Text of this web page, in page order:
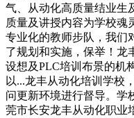
气、从动化高质量结业生
质量及讲授内容为学校魂
专业化的教师步队，我们
了规划和实施，保举！龙
设想及PLC培训布景的机
以...龙丰从动化培训学校
问更新环境进行督导。学
莞市长安龙丰从动化职业